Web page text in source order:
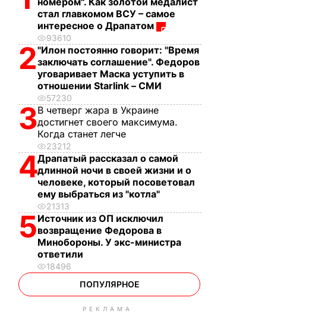
стал главкомом ВСУ – самое
интересное о Драпатом
93610
2"Илон постоянно говорит: "Время
заключать соглашение". Федоров
уговаривает Маска уступить в
отношении Starlink – СМИ
57230
3В четверг жара в Украине
достигнет своего максимума.
Когда станет легче
23212
4Драпатый рассказал о самой
длинной ночи в своей жизни и о
человеке, который посоветовал
ему выбраться из "котла"
21313
5Источник из ОП исключил
возвращение Федорова в
Минобороны. У экс-министра
ответили
18496
ПОПУЛЯРНОЕ
РЕКЛАМА